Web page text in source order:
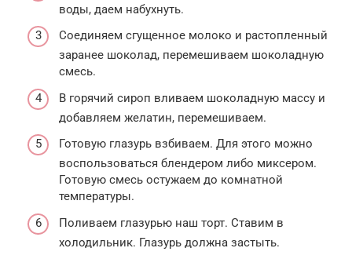
воды, даем набухнуть.
Соединяем сгущенное молоко и растопленный
заранее шоколад, перемешиваем шоколадную
смесь.
В горячий сироп вливаем шоколадную массу и
добавляем желатин, перемешиваем.
Готовую глазурь взбиваем. Для этого можно
воспользоваться блендером либо миксером.
Готовую смесь остужаем до комнатной
температуры.
Поливаем глазурью наш торт. Ставим в
холодильник. Глазурь должна застыть.